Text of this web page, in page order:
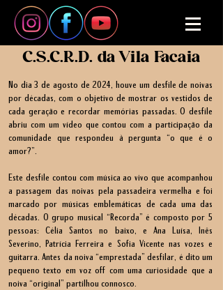
C.S.C.R.D. da Vila Facaia
No dia 3 de agosto de 2024, houve um desfile de noivas
por décadas, com o objetivo de mostrar os vestidos de
cada geração e recordar memórias passadas. O desfile
abriu com um vídeo que contou com a participação da
comunidade que respondeu à pergunta “o que é o
amor?”.
Este desfile contou com música ao vivo que acompanhou
a passagem das noivas pela passadeira vermelha e foi
marcado por músicas emblemáticas de cada uma das
décadas. O grupo musical “Recorda” é composto por 5
pessoas: Célia Santos no baixo, e Ana Luísa, Inês
Severino, Patrícia Ferreira e Sofia Vicente nas vozes e
guitarra. Antes da noiva “emprestada” desfilar, é dito um
pequeno texto em voz off com uma curiosidade que a
noiva “original” partilhou connosco.